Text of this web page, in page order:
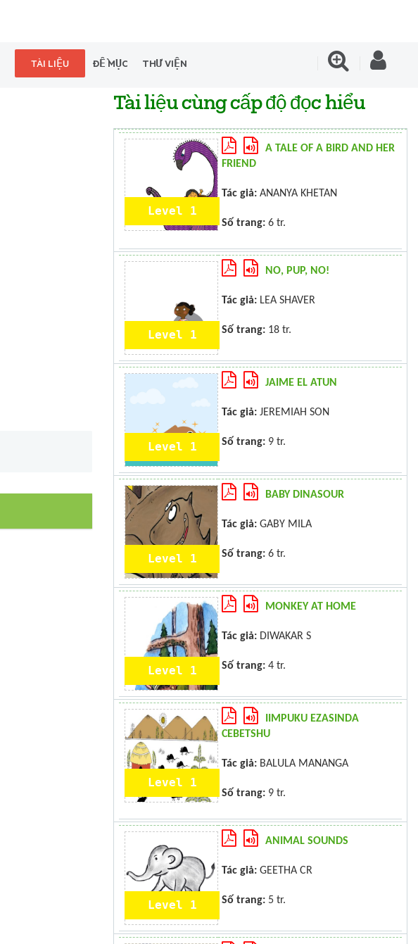
TÀI LIỆU ĐỀ MỤC THƯ VIỆN
Tài liệu cùng cấp độ đọc hiểu
Level 1
A TALE OF A BIRD AND HER
FRIEND
Tác giả: ANANYA KHETAN
Số trang: 6 tr.
Level 1
NO, PUP, NO!
Tác giả: LEA SHAVER
Số trang: 18 tr.
Level 1
JAIME EL ATUN
Tác giả: JEREMIAH SON
Số trang: 9 tr.
Level 1
BABY DINASOUR
Tác giả: GABY MILA
Số trang: 6 tr.
Level 1
MONKEY AT HOME
Tác giả: DIWAKAR S
Số trang: 4 tr.
Level 1
IIMPUKU EZASINDA
CEBETSHU
Tác giả: BALULA MANANGA
Số trang: 9 tr.
Level 1
ANIMAL SOUNDS
Tác giả: GEETHA CR
Số trang: 5 tr.